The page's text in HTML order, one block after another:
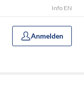
Info EN
Anmelden